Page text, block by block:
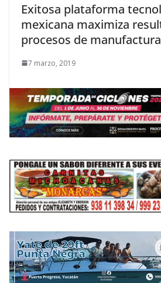
Exitosa plataforma
mexicana maximiza
procesos de manufactura
7 marzo, 2019